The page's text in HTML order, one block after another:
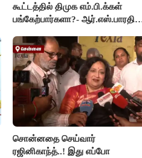
கூட்டத்தில் திமுக எம்.பி.க்கள்
பங்கேற்பார்களா?- ஆர்.எஸ்.பாரதி
சொன்னதை செய்வார்
ரஜினிகாந்த்..! இது எப்போ